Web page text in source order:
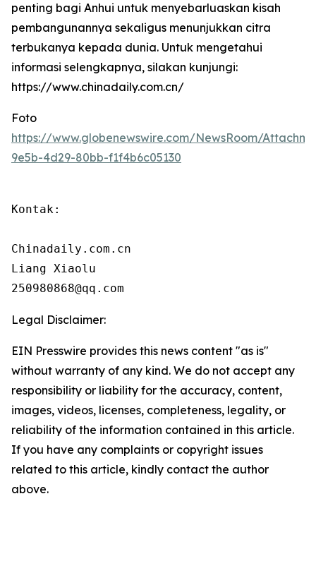
penting bagi Anhui untuk menyebarluaskan kisah
pembangunannya sekaligus menunjukkan citra
terbukanya kepada dunia. Untuk mengetahui
informasi selengkapnya, silakan kunjungi:
https://www.chinadaily.com.cn/
Foto
https://www.globenewswire.com/NewsRoom/
9e5b-4d29-80bb-f1f4b6c05130
Kontak:
Chinadaily.com.cn
Liang Xiaolu
250980868@qq.com
Legal Disclaimer:
EIN Presswire provides this news content "as is"
without warranty of any kind. We do not accept any
responsibility or liability for the accuracy, content,
images, videos, licenses, completeness, legality, or
reliability of the information contained in this article.
If you have any complaints or copyright issues
related to this article, kindly contact the author
above.